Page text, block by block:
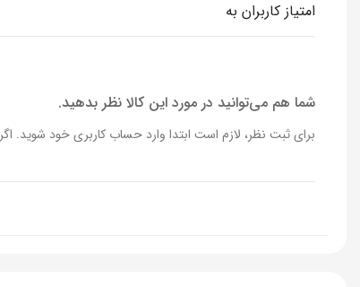
در آغاز عطر، آلدهیدهای آشنا، نرمی و لطافت را به پوششی
تمام سایه‌ها و بافت‌های فراوان خود را با هم ترکیب
امتیاز کاربران به
شما هم می‌توانید در مورد این کالا نظر بدهید.
برای ثبت نظر، لازم است ابتدا وارد حساب کاربری خود شوید.